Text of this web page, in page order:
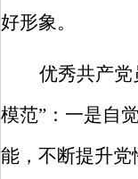
好形象。
优秀共产党
模范”：一是自
能，不断提升